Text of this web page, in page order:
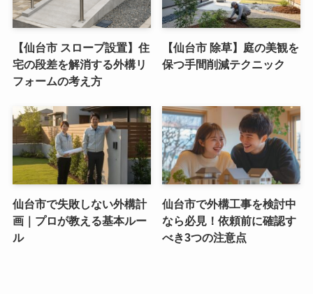
【仙台市 スロープ設置】住
宅の段差を解消する外構リ
フォームの考え方
【仙台市 除草】庭の美観を
保つ手間削減テクニック
仙台市で失敗しない外構計
画｜プロが教える基本ルー
ル
仙台市で外構工事を検討中
なら必見！依頼前に確認す
べき3つの注意点